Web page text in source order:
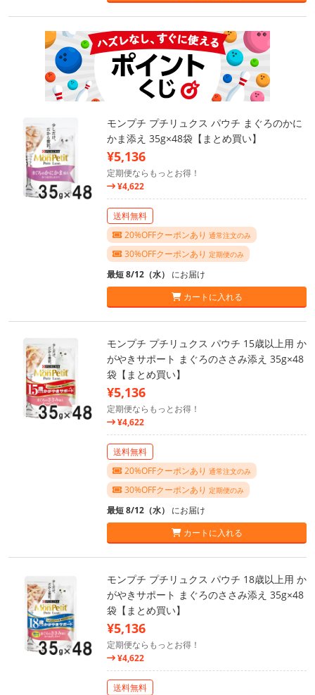
モンプチ プチリュクス パウチ まぐろのかに
かま添え 35g×48袋【まとめ買い】
¥5,136
定期便ならもっとお得！
¥4,622
送料無料
20%OFFクーポンあり 通常注文のみ
30%OFFクーポンあり 定期便のみ
最短 8/12（水） にお届け
カートに入れる
モンプチ プチリュクス パウチ 15歳以上用 か
がやきサポート まぐろのささみ添え 35g×48
袋【まとめ買い】
¥5,136
定期便ならもっとお得！
¥4,622
送料無料
20%OFFクーポンあり 通常注文のみ
30%OFFクーポンあり 定期便のみ
最短 8/12（水） にお届け
カートに入れる
モンプチ プチリュクス パウチ 18歳以上用 か
がやきサポート まぐろのささみ添え 35g×48
袋【まとめ買い】
¥5,136
定期便ならもっとお得！
¥4,622
送料無料